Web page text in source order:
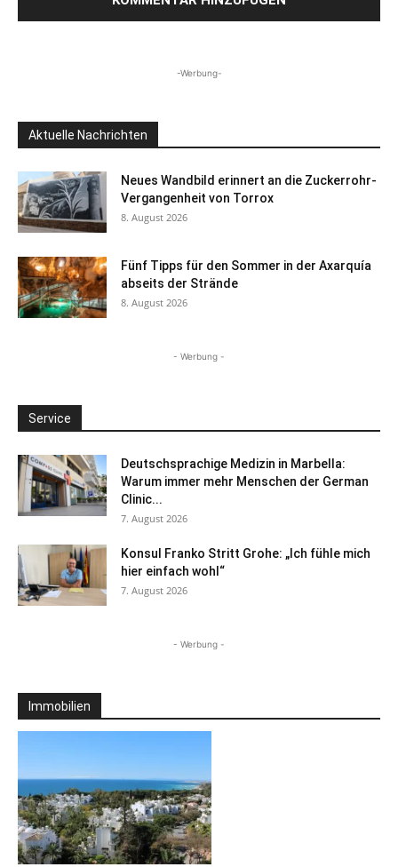
-Werbung-
Aktuelle Nachrichten
Neues Wandbild erinnert an die Zuckerrohr-
Vergangenheit von Torrox
8. August 2026
Fünf Tipps für den Sommer in der Axarquía
abseits der Strände
8. August 2026
- Werbung -
Service
Deutschsprachige Medizin in Marbella:
Warum immer mehr Menschen der German
Clinic...
7. August 2026
Konsul Franko Stritt Grohe: „Ich fühle mich
hier einfach wohl“
7. August 2026
- Werbung -
Immobilien